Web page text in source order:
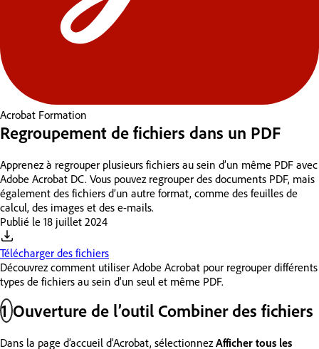
Acrobat Formation
Regroupement de fichiers dans un PDF
Apprenez à regrouper plusieurs fichiers au sein d’un même PDF avec
Adobe Acrobat DC. Vous pouvez regrouper des documents PDF, mais
également des fichiers d’un autre format, comme des feuilles de
calcul, des images et des e-mails.
Publié le 18 juillet 2024
Télécharger des fichiers
Découvrez comment utiliser Adobe Acrobat pour regrouper différents
types de fichiers au sein d’un seul et même PDF.
1Ouverture de l’outil Combiner des fichiers
Dans la page d’accueil d’Acrobat, sélectionnez Afficher tous les